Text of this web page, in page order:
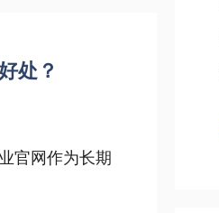
处？
官网作为长期